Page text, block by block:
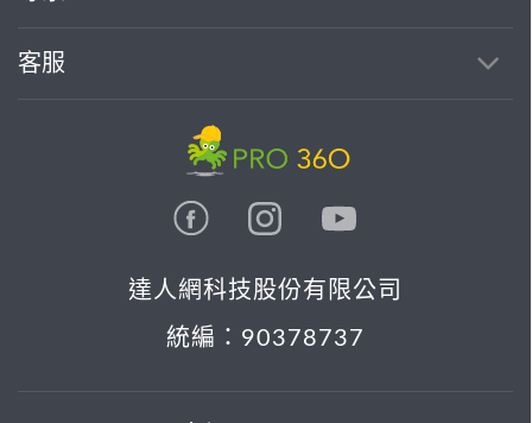
客服
達人網科技股份有限公司
統編：90378737